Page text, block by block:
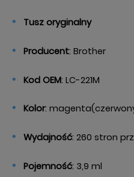
Tusz oryginalny
Producent: Brother
Kod OEM: LC-221M
Kolor:
Wydajność: 260 stron
Pojemność: 3,9 ml